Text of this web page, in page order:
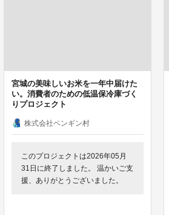
宮城の美味しいお米を一年中届けた
い。消費者のための低温保冷庫づく
りプロジェクト
株式会社ペンギン村
このプロジェクトは2026年05月
31日に終了しました。 温かいご支
援、ありがとうございました。